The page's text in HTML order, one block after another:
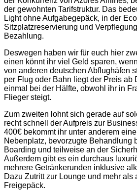
der gewohnten Tarifstruktur. Das
Light ohne Aufgabegepäck, in der
Sitzplatzreservierung und
Bezahlung.
Deswegen haben wir für euch hier
einen könnt ihr viel Geld sparen,
von anderen deutschen Abflughäfen
per Flug oder Bahn liegt der Preis ab
einmal bei der Hälfte, obwohl ihr in
Flieger steigt.
Zum zweiten lohnt sich gerade auf
recht schnell der Aufpreis zur
400€ bekommt ihr unter anderem
Nebenplatz, bevorzugte Behandlung
Boarding und teilweise an der
Außerdem gibt es ein durchaus
mehrere Getränkerunden inklusive
Dazu Zutritt zur Lounge und mehr als
Freigepäck.